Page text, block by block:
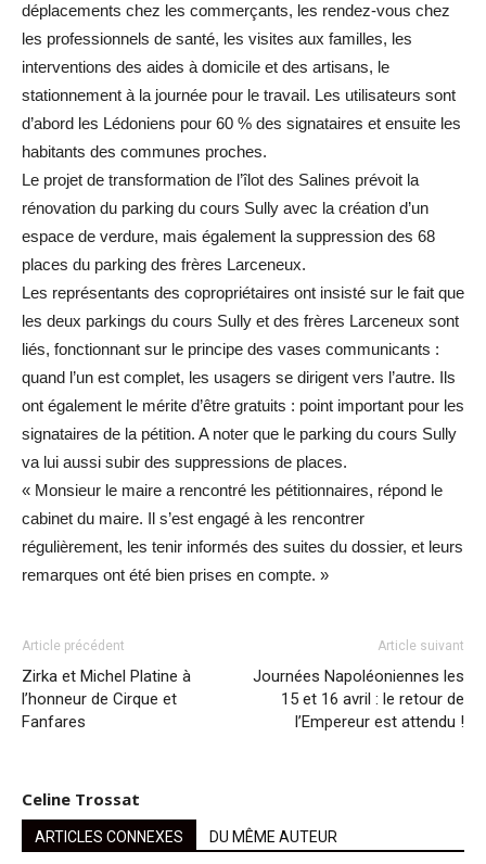
déplacements chez les commerçants, les rendez-vous chez
les professionnels de santé, les visites aux familles, les
interventions des aides à domicile et des artisans, le
stationnement à la journée pour le travail. Les utilisateurs sont
d’abord les Lédoniens pour 60 % des signataires et ensuite les
habitants des communes proches.
Le projet de transformation de l’îlot des Salines prévoit la
rénovation du parking du cours Sully avec la création d’un
espace de verdure, mais également la suppression des 68
places du parking des frères Larceneux.
Les représentants des copropriétaires ont insisté sur le fait que
les deux parkings du cours Sully et des frères Larceneux sont
liés, fonctionnant sur le principe des vases communicants :
quand l’un est complet, les usagers se dirigent vers l’autre. Ils
ont également le mérite d’être gratuits : point important pour les
signataires de la pétition. A noter que le parking du cours Sully
va lui aussi subir des suppressions de places.
« Monsieur le maire a rencontré les pétitionnaires, répond le
cabinet du maire. Il s’est engagé à les rencontrer
régulièrement, les tenir informés des suites du dossier, et leurs
remarques ont été bien prises en compte. »
Article précédent
Zirka et Michel Platine à
l’honneur de Cirque et
Fanfares
Article suivant
Journées Napoléoniennes les
15 et 16 avril : le retour de
l’Empereur est attendu !
Celine Trossat
ARTICLES CONNEXES DU MÊME AUTEUR